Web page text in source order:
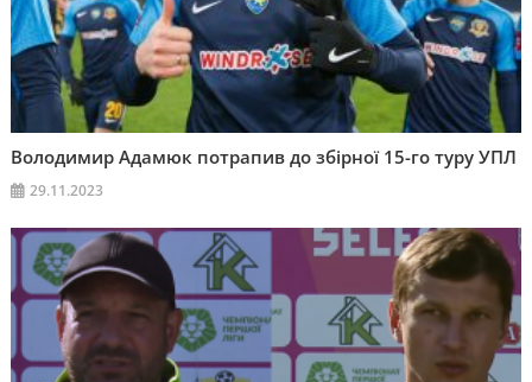
Володимир Адамюк потрапив до збірної 15-го туру УПЛ
29.11.2023